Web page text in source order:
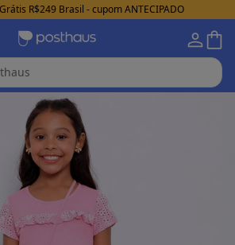
R$249 Brasil - cupom ANTECIPADO